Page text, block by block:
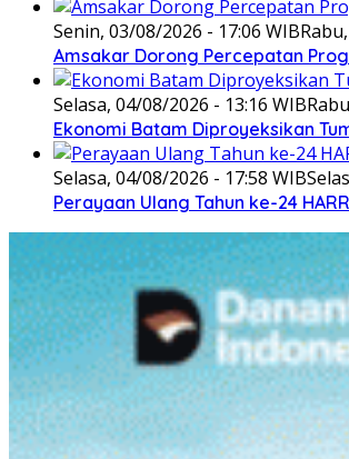
Senin, 03/08/2026 - 17:06 WIB
Amsakar Dorong Percepatan
Selasa, 04/08/2026 - 13:16 WIB
Ekonomi Batam Diproyeksikan
Selasa, 04/08/2026 - 17:58 WIB
Perayaan Ulang Tahun ke-24